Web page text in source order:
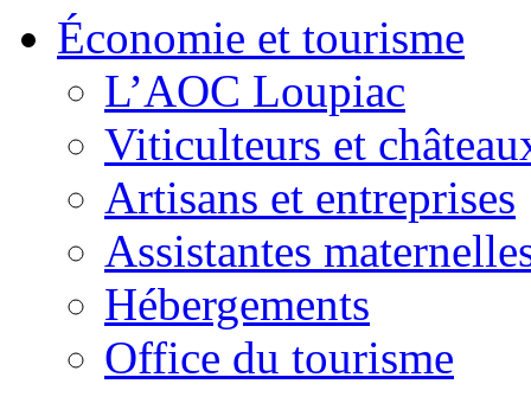
Économie et tourisme
L’AOC Loupiac
Viticulteurs et
Artisans et entreprises
Assistantes
Hébergements
Office du tourisme